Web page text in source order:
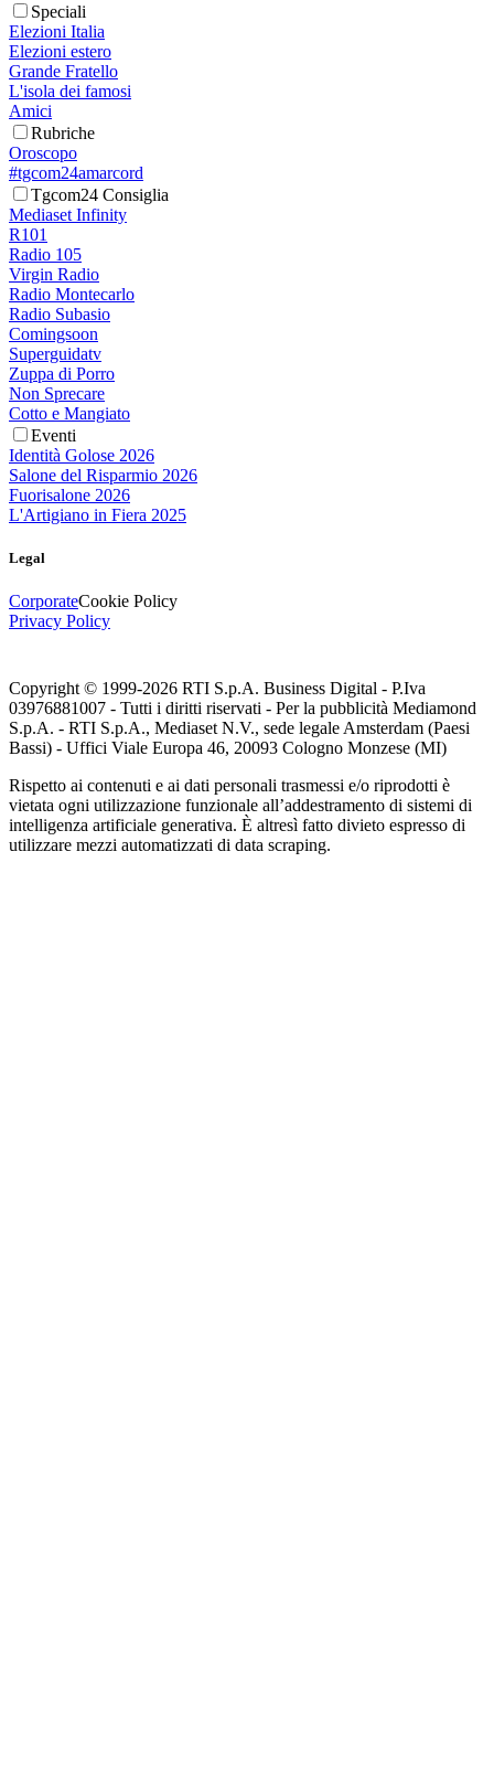
Speciali
Elezioni Italia
Elezioni estero
Grande Fratello
L'isola dei famosi
Amici
Rubriche
Oroscopo
#tgcom24amarcord
Tgcom24 Consiglia
Mediaset Infinity
R101
Radio 105
Virgin Radio
Radio Montecarlo
Radio Subasio
Comingsoon
Superguidatv
Zuppa di Porro
Non Sprecare
Cotto e Mangiato
Eventi
Identità Golose 2026
Salone del Risparmio 2026
Fuorisalone 2026
L'Artigiano in Fiera 2025
Legal
CorporateCookie Policy
Privacy Policy
Copyright © 1999-2026 RTI S.p.A. Business Digital - P.Iva
03976881007 - Tutti i diritti riservati - Per la pubblicità Mediamond
S.p.A. - RTI S.p.A., Mediaset N.V., sede legale Amsterdam (Paesi
Bassi) - Uffici Viale Europa 46, 20093 Cologno Monzese (MI)
Rispetto ai contenuti e ai dati personali trasmessi e/o riprodotti è
vietata ogni utilizzazione funzionale all’addestramento di sistemi di
intelligenza artificiale generativa. È altresì fatto divieto espresso di
utilizzare mezzi automatizzati di data scraping.